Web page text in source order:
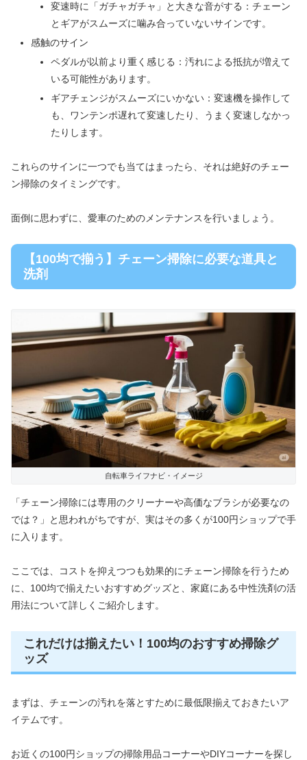
変速時に「ガチャガチャ」と大きな音がする：チェーン
とギアがスムーズに噛み合っていないサインです。
感触のサイン
ペダルが以前より重く感じる：汚れによる抵抗が増えて
いる可能性があります。
ギアチェンジがスムーズにいかない：変速機を操作して
も、ワンテンポ遅れて変速したり、うまく変速しなかっ
たりします。
これらのサインに一つでも当てはまったら、それは絶好のチェー
ン掃除のタイミングです。
面倒に思わずに、愛車のためのメンテナンスを行いましょう。
【100均で揃う】チェーン掃除に必要な道具と
洗剤
自転車ライフナビ・イメージ
「チェーン掃除には専用のクリーナーや高価なブラシが必要なの
では？」と思われがちですが、実はその多くが100円ショップで手
に入ります。
ここでは、コストを抑えつつも効果的にチェーン掃除を行うため
に、100均で揃えたいおすすめグッズと、家庭にある中性洗剤の活
用法について詳しくご紹介します。
これだけは揃えたい！100均のおすすめ掃除グ
ッズ
まずは、チェーンの汚れを落とすために最低限揃えておきたいア
イテムです。
お近くの100円ショップの掃除用品コーナーやDIYコーナーを探し